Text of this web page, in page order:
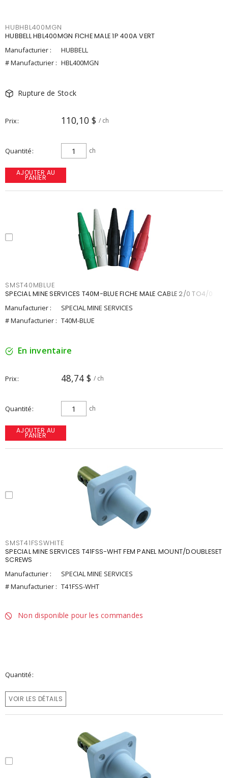
HUBHBL400MGN
HUBBELL HBL400MGN FICHE MALE 1P 400A VERT
Manufacturier :
HUBBELL
# Manufacturier : HBL400MGN
Rupture de Stock
Prix 110,10 $ / ch
Quantité ch
AJOUTER AU
PANIER
SMST40MBLUE
SPECIAL MINE SERVICES T40M-BLUE FICHE MALE CABLE 2/0 TO4/0
Manufacturier :
SPECIAL MINE SERVICES
# Manufacturier : T40M-BLUE
En inventaire
Prix 48,74 $ / ch
Quantité ch
AJOUTER AU
PANIER
SMST41FSSWHITE
SPECIAL MINE SERVICES T41FSS-WHT FEM PANEL MOUNT/DOUBLESET
SCREWS
Manufacturier :
SPECIAL MINE SERVICES
# Manufacturier : T41FSS-WHT
Non disponible pour les commandes
Quantité
VOIR LES DÉTAILS